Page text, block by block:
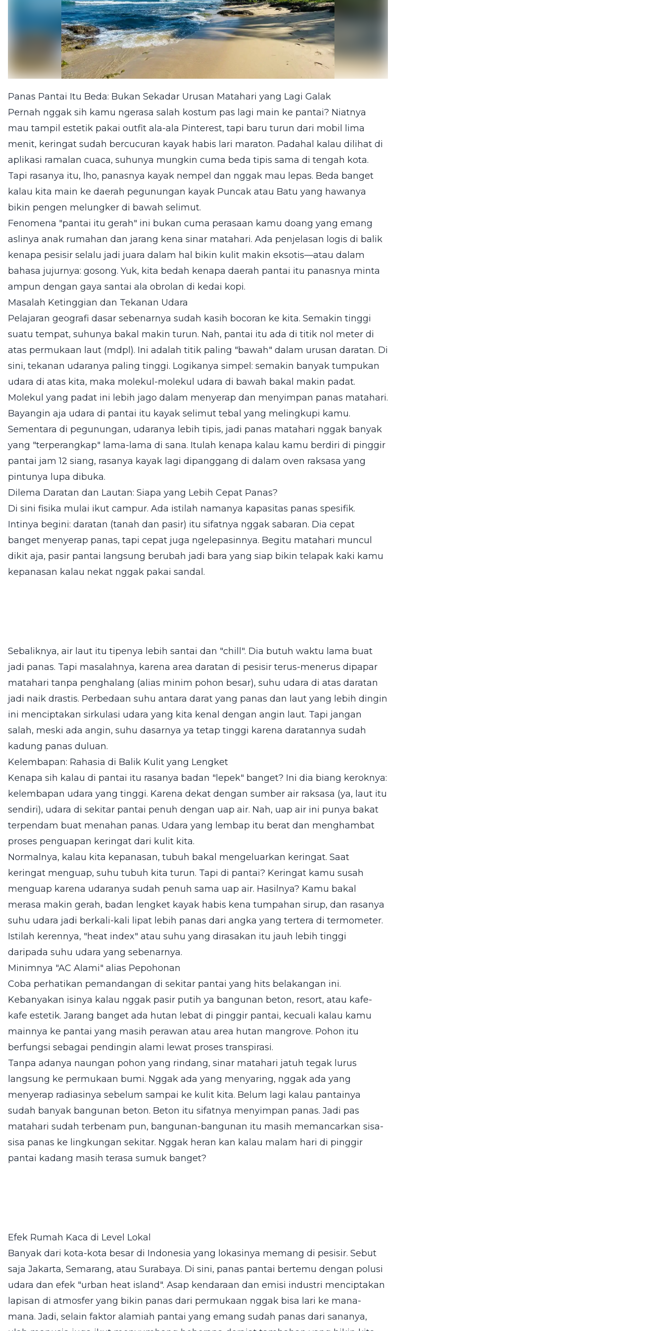
Panas Pantai Itu Beda: Bukan Sekadar Urusan Matahari yang Lagi Galak
Pernah nggak sih kamu ngerasa salah kostum pas lagi main ke pantai? Niatnya
mau tampil estetik pakai outfit ala-ala Pinterest, tapi baru turun dari mobil lima
menit, keringat sudah bercucuran kayak habis lari maraton. Padahal kalau dilihat di
aplikasi ramalan cuaca, suhunya mungkin cuma beda tipis sama di tengah kota.
Tapi rasanya itu, lho, panasnya kayak nempel dan nggak mau lepas. Beda banget
kalau kita main ke daerah pegunungan kayak Puncak atau Batu yang hawanya
bikin pengen melungker di bawah selimut.
Fenomena "pantai itu gerah" ini bukan cuma perasaan kamu doang yang emang
aslinya anak rumahan dan jarang kena sinar matahari. Ada penjelasan logis di balik
kenapa pesisir selalu jadi juara dalam hal bikin kulit makin eksotis—atau dalam
bahasa jujurnya: gosong. Yuk, kita bedah kenapa daerah pantai itu panasnya minta
ampun dengan gaya santai ala obrolan di kedai kopi.
Masalah Ketinggian dan Tekanan Udara
Pelajaran geografi dasar sebenarnya sudah kasih bocoran ke kita. Semakin tinggi
suatu tempat, suhunya bakal makin turun. Nah, pantai itu ada di titik nol meter di
atas permukaan laut (mdpl). Ini adalah titik paling "bawah" dalam urusan daratan. Di
sini, tekanan udaranya paling tinggi. Logikanya simpel: semakin banyak tumpukan
udara di atas kita, maka molekul-molekul udara di bawah bakal makin padat.
Molekul yang padat ini lebih jago dalam menyerap dan menyimpan panas matahari.
Bayangin aja udara di pantai itu kayak selimut tebal yang melingkupi kamu.
Sementara di pegunungan, udaranya lebih tipis, jadi panas matahari nggak banyak
yang "terperangkap" lama-lama di sana. Itulah kenapa kalau kamu berdiri di pinggir
pantai jam 12 siang, rasanya kayak lagi dipanggang di dalam oven raksasa yang
pintunya lupa dibuka.
Dilema Daratan dan Lautan: Siapa yang Lebih Cepat Panas?
Di sini fisika mulai ikut campur. Ada istilah namanya kapasitas panas spesifik.
Intinya begini: daratan (tanah dan pasir) itu sifatnya nggak sabaran. Dia cepat
banget menyerap panas, tapi cepat juga ngelepasinnya. Begitu matahari muncul
dikit aja, pasir pantai langsung berubah jadi bara yang siap bikin telapak kaki kamu
kepanasan kalau nekat nggak pakai sandal.
Sebaliknya, air laut itu tipenya lebih santai dan "chill". Dia butuh waktu lama buat
jadi panas. Tapi masalahnya, karena area daratan di pesisir terus-menerus dipapar
matahari tanpa penghalang (alias minim pohon besar), suhu udara di atas daratan
jadi naik drastis. Perbedaan suhu antara darat yang panas dan laut yang lebih dingin
ini menciptakan sirkulasi udara yang kita kenal dengan angin laut. Tapi jangan
salah, meski ada angin, suhu dasarnya ya tetap tinggi karena daratannya sudah
kadung panas duluan.
Kelembapan: Rahasia di Balik Kulit yang Lengket
Kenapa sih kalau di pantai itu rasanya badan "lepek" banget? Ini dia biang keroknya:
kelembapan udara yang tinggi. Karena dekat dengan sumber air raksasa (ya, laut itu
sendiri), udara di sekitar pantai penuh dengan uap air. Nah, uap air ini punya bakat
terpendam buat menahan panas. Udara yang lembap itu berat dan menghambat
proses penguapan keringat dari kulit kita.
Normalnya, kalau kita kepanasan, tubuh bakal mengeluarkan keringat. Saat
keringat menguap, suhu tubuh kita turun. Tapi di pantai? Keringat kamu susah
menguap karena udaranya sudah penuh sama uap air. Hasilnya? Kamu bakal
merasa makin gerah, badan lengket kayak habis kena tumpahan sirup, dan rasanya
suhu udara jadi berkali-kali lipat lebih panas dari angka yang tertera di termometer.
Istilah kerennya, "heat index" atau suhu yang dirasakan itu jauh lebih tinggi
daripada suhu udara yang sebenarnya.
Minimnya "AC Alami" alias Pepohonan
Coba perhatikan pemandangan di sekitar pantai yang hits belakangan ini.
Kebanyakan isinya kalau nggak pasir putih ya bangunan beton, resort, atau kafe-
kafe estetik. Jarang banget ada hutan lebat di pinggir pantai, kecuali kalau kamu
mainnya ke pantai yang masih perawan atau area hutan mangrove. Pohon itu
berfungsi sebagai pendingin alami lewat proses transpirasi.
Tanpa adanya naungan pohon yang rindang, sinar matahari jatuh tegak lurus
langsung ke permukaan bumi. Nggak ada yang menyaring, nggak ada yang
menyerap radiasinya sebelum sampai ke kulit kita. Belum lagi kalau pantainya
sudah banyak bangunan beton. Beton itu sifatnya menyimpan panas. Jadi pas
matahari sudah terbenam pun, bangunan-bangunan itu masih memancarkan sisa-
sisa panas ke lingkungan sekitar. Nggak heran kan kalau malam hari di pinggir
pantai kadang masih terasa sumuk banget?
Efek Rumah Kaca di Level Lokal
Banyak dari kota-kota besar di Indonesia yang lokasinya memang di pesisir. Sebut
saja Jakarta, Semarang, atau Surabaya. Di sini, panas pantai bertemu dengan polusi
udara dan efek "urban heat island". Asap kendaraan dan emisi industri menciptakan
lapisan di atmosfer yang bikin panas dari permukaan nggak bisa lari ke mana-
mana. Jadi, selain faktor alamiah pantai yang emang sudah panas dari sananya,